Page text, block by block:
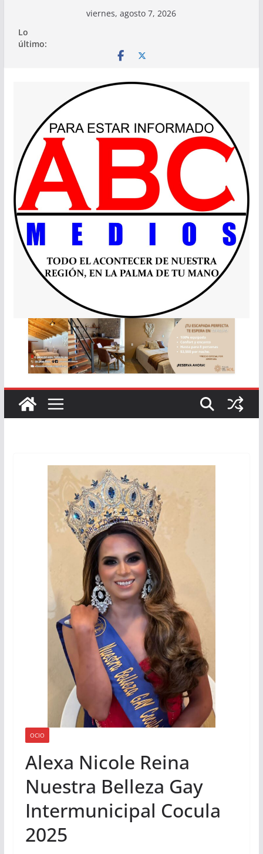
contenido
viernes, agosto 7, 2026
Lo
último:
OCIO
Alexa Nicole Reina
Nuestra Belleza Gay
Intermunicipal Cocula
2025